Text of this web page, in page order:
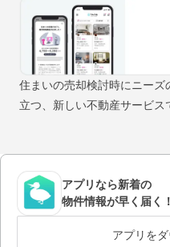
住まいの売却検討時にニー
立つ、新しい不動産サービス
アプリなら新着の
物件情報が早く届く！
アプリを